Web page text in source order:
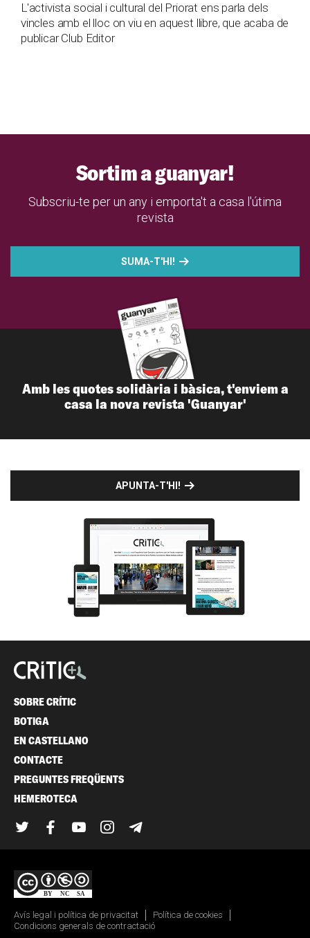
L'activista social i cultural del Priorat ens parla dels
vincles amb el lloc on viu en aquest llibre, que acaba de
publicar Club Editor
Sortim a guanyar!
Subscriu-te per un any i emporta't a casa l'útima
revista
SUMA-T'HI!
Amb les quotes solidària i bàsica, t'enviem a
casa la nova revista 'Guanyar'
APUNTA-T'HI!
SOBRE CRÍTIC
BOTIGA
EN CASTELLANO
CONTACTE
PREGUNTES FREQÜENTS
HEMEROTECA
TwitterFacebook
YouTubeInstagram
Avís legal i política de privacitat
Política de cookies
Condicions generals de contractació